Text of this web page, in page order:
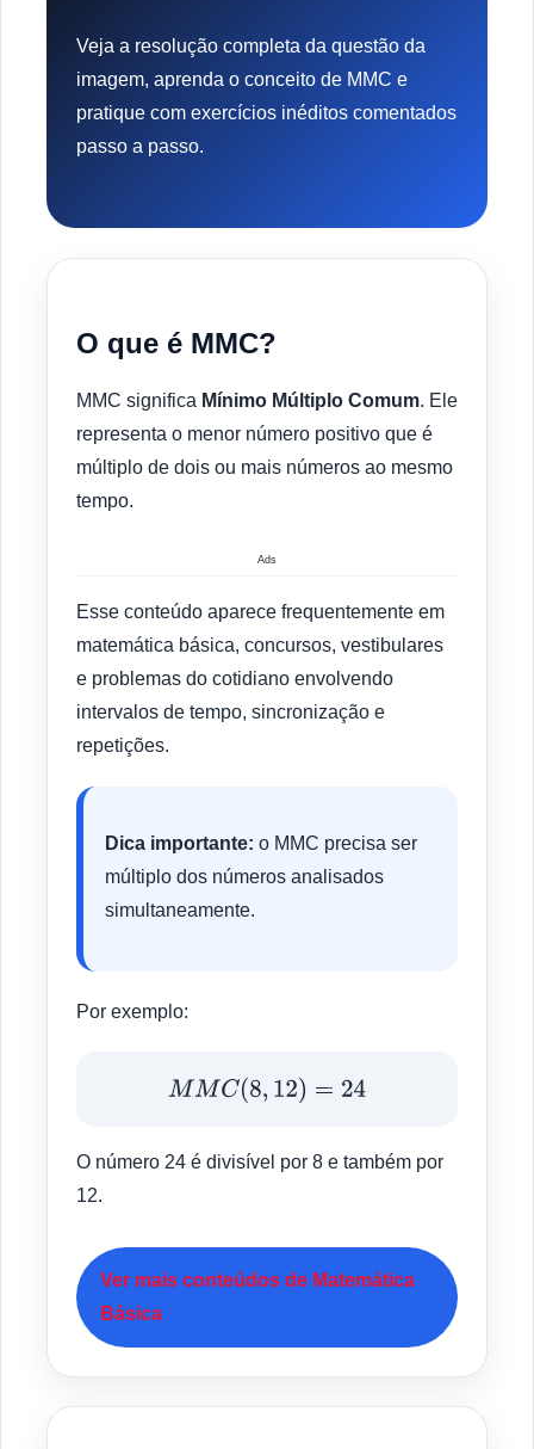
Veja a resolução completa da questão da
imagem, aprenda o conceito de MMC e
pratique com exercícios inéditos comentados
passo a passo.
O que é MMC?
MMC significa Mínimo Múltiplo Comum. Ele
representa o menor número positivo que é
múltiplo de dois ou mais números ao mesmo
tempo.
Ads
Esse conteúdo aparece frequentemente em
matemática básica, concursos, vestibulares
e problemas do cotidiano envolvendo
intervalos de tempo, sincronização e
repetições.
Dica importante: o MMC precisa ser
múltiplo dos números analisados
simultaneamente.
Por exemplo:
MMC (8 ,12 )=24
O número 24 é divisível por 8 e também por
12.
Ver mais conteúdos de Matemática
Básica